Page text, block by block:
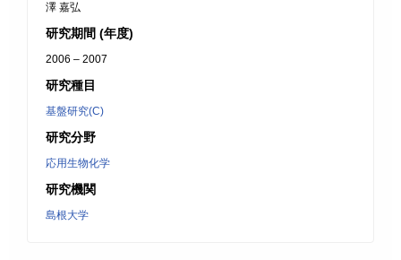
澤 嘉弘
研究期間 (年度)
2006 – 2007
研究種目
基盤研究(C)
研究分野
応用生物化学
研究機関
島根大学